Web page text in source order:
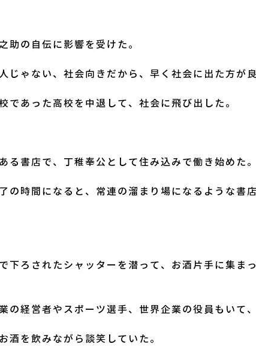
助の自伝に影響を受けた。
じゃない、社会向きだから、早く社会に出た方が
であった高校を中退して、社会に飛び出した。
る書店で、丁稚奉公として住み込みで働き始めた
の時間になると、常連の溜まり場になるような書
下ろされたシャッターを潜って、お酒片手に集ま
の経営者やスポーツ選手、世界企業の役員もいて
酒を飲みながら談笑していた。